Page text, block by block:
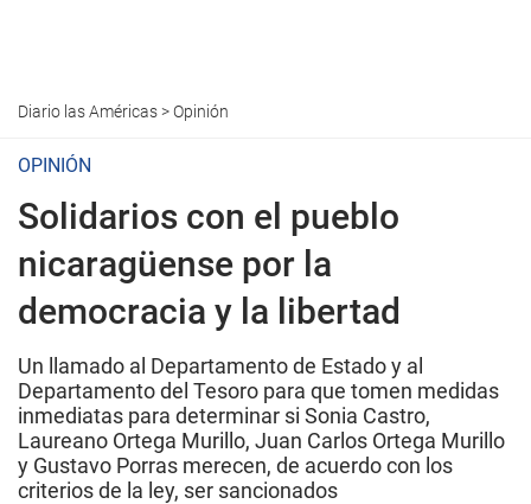
Diario las Américas>Opinión
OPINIÓN
Solidarios con el pueblo
nicaragüense por la
democracia y la libertad
Un llamado al Departamento de Estado y al
Departamento del Tesoro para que tomen medidas
inmediatas para determinar si Sonia Castro,
Laureano Ortega Murillo, Juan Carlos Ortega Murillo
y Gustavo Porras merecen, de acuerdo con los
criterios de la ley, ser sancionados